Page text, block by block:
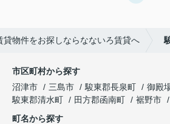
貸物件をお探しならなないろ賃貸へ
市区町村から探す
沼津市
三島市 駿東郡長泉町 御殿
駿東郡清水町
田方郡函南町 裾野市
町名から探す